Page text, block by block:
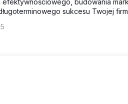
efektywnościowego, budowania
sukcesu Twojej